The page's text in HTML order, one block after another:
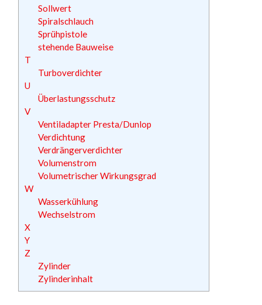
Sollwert
Spiralschlauch
Sprühpistole
stehende Bauweise
T
Turboverdichter
U
Überlastungsschutz
V
Ventiladapter Presta/Dunlop
Verdichtung
Verdrängerverdichter
Volumenstrom
Volumetrischer Wirkungsgrad
W
Wasserkühlung
Wechselstrom
X
Y
Z
Zylinder
Zylinderinhalt